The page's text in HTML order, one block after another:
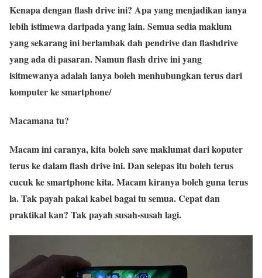
Kenapa dengan flash drive ini? Apa yang menjadikan ianya
lebih istimewa daripada yang lain. Semua sedia maklum
yang sekarang ini berlambak dah pendrive dan flashdrive
yang ada di pasaran. Namun flash drive ini yang
isitmewanya adalah ianya boleh menhubungkan terus dari
komputer ke smartphone/
Macamana tu?
Macam ini caranya, kita boleh save maklumat dari koputer
terus ke dalam flash drive ini. Dan selepas itu boleh terus
cucuk ke smartphone kita. Macam kiranya boleh guna terus
la. Tak payah pakai kabel bagai tu semua. Cepat dan
praktikal kan? Tak payah susah-susah lagi.